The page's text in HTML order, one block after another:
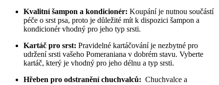
Kvalitní šampon a kondicionér: Koupání‍ je nutnou součástí
péče o ⁤srst psa, proto je důležité⁢ mít k dispozici šampon a
kondicionér vhodný pro⁣ jeho typ srsti.
Kartáč pro srst: Pravidelné kartáčování je‍ nezbytné pro
udržení srsti vašeho Pomeraniana v dobrém ‍stavu. Vyberte
kartáč, který je vhodný pro jeho délnu⁤ a typ srsti.
Hřeben ‌pro ‌odstranění chuchvalců: ‌ Chuchvalce ⁣a